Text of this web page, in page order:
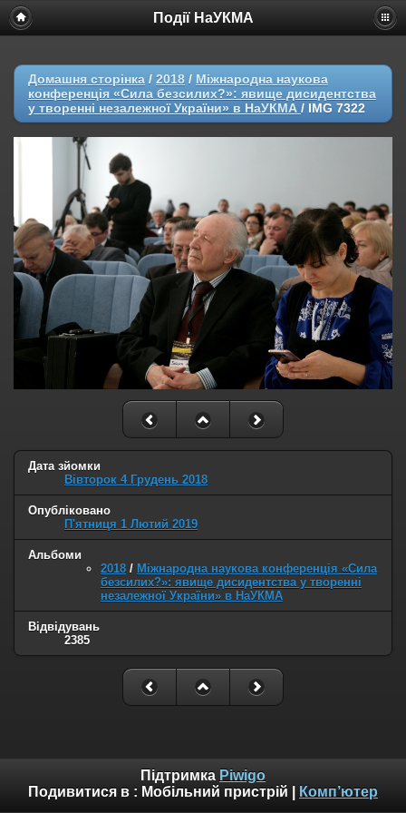
Події НаУКМА
Домашня сторінка / 2018 / Міжнародна наукова
конференція «Сила безсилих?»: явище дисидентства
у творенні незалежної України» в НаУКМА / IMG 7322
Дата зйомки
Вівторок 4 Грудень 2018
Опубліковано
П'ятниця 1 Лютий 2019
Альбоми
2018 / Міжнародна наукова конференція «Сила
безсилих?»: явище дисидентства у творенні
незалежної України» в НаУКМА
Відвідувань
2385
Підтримка Piwigo
Подивитися в : Мобільний пристрій Комп’ютер